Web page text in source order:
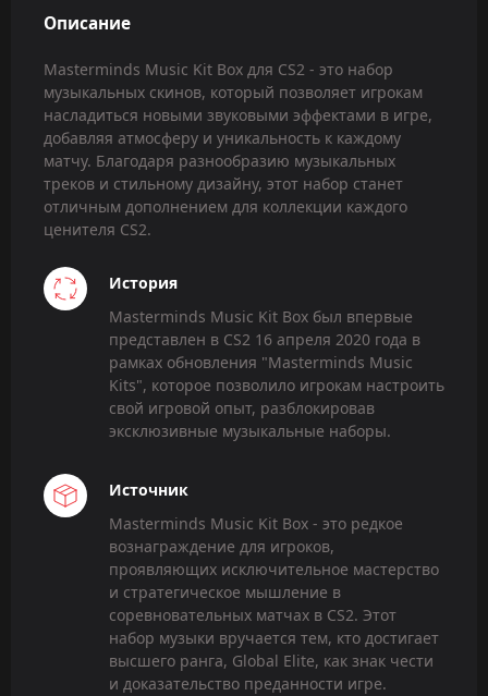
Описание
Masterminds Music Kit Box для CS2 - это набор
музыкальных скинов, который позволяет игрокам
насладиться новыми звуковыми эффектами в игре,
добавляя атмосферу и уникальность к каждому
матчу. Благодаря разнообразию музыкальных
треков и стильному дизайну, этот набор станет
отличным дополнением для коллекции каждого
ценителя CS2.
История
Masterminds Music Kit Box был впервые
представлен в CS2 16 апреля 2020 года в
рамках обновления "Masterminds Music
Kits", которое позволило игрокам настроить
свой игровой опыт, разблокировав
эксклюзивные музыкальные наборы.
Источник
Masterminds Music Kit Box - это редкое
вознаграждение для игроков,
проявляющих исключительное мастерство
и стратегическое мышление в
соревновательных матчах в CS2. Этот
набор музыки вручается тем, кто достигает
высшего ранга, Global Elite, как знак чести
и доказательство преданности игре.